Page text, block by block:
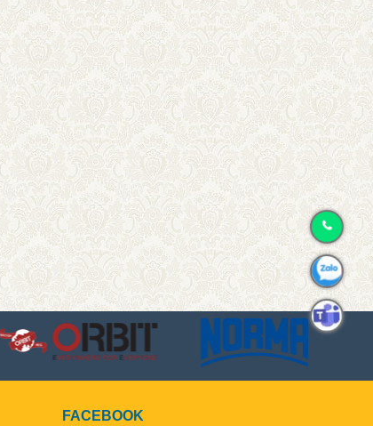
FACEBOOK